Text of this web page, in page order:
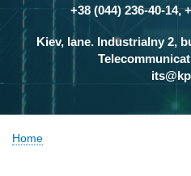
Контакти
+38 (044) 236-40-14,
Kiev, lane. Industrialny 2,
Home